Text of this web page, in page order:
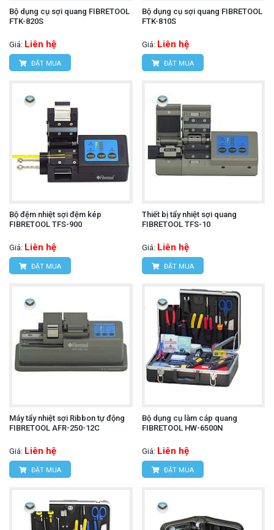
Bộ dụng cụ sợi quang FIBRETOOL
FTK-820S
Giá: Liên hệ
ĐẶT MUA
Bộ dụng cụ sợi quang FIBRETOOL
FTK-810S
Giá: Liên hệ
ĐẶT MUA
Bộ đệm nhiệt sợi đệm kép
FIBRETOOL TFS-900
Giá: Liên hệ
ĐẶT MUA
Thiết bị tẩy nhiệt sợi quang
FIBRETOOL TFS-10
Giá: Liên hệ
ĐẶT MUA
Máy tẩy nhiệt sợi Ribbon tự động
FIBRETOOL AFR-250-12C
Giá: Liên hệ
ĐẶT MUA
Bộ dụng cụ làm cáp quang
FIBRETOOL HW-6500N
Giá: Liên hệ
ĐẶT MUA